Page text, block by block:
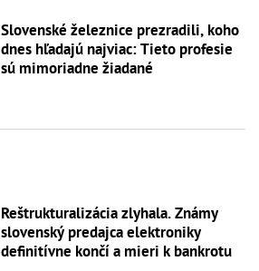
Slovenské železnice prezradili, koho
dnes hľadajú najviac: Tieto profesie
sú mimoriadne žiadané
Reštrukturalizácia zlyhala. Známy
slovenský predajca elektroniky
definitívne končí a mieri k bankrotu